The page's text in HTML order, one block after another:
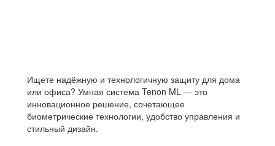
Ищете надёжную и технологичную защиту для дома
или офиса? Умная система Tenon ML — это
инновационное решение, сочетающее
биометрические технологии, удобство управления и
стильный дизайн.